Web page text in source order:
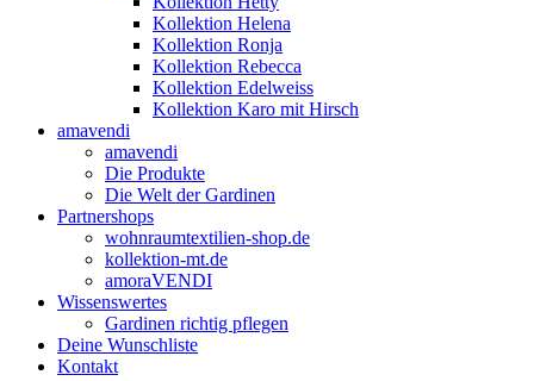
Kollektion Helena
Kollektion Ronja
Kollektion Rebecca
Kollektion Edelweiss
Kollektion Karo mit Hirsch
amavendi
amavendi
Die Produkte
Die Welt der Gardinen
Partnershops
wohnraumtextilien-shop.de
kollektion-mt.de
amoraVENDI
Wissenswertes
Gardinen richtig pflegen
Deine Wunschliste
Kontakt